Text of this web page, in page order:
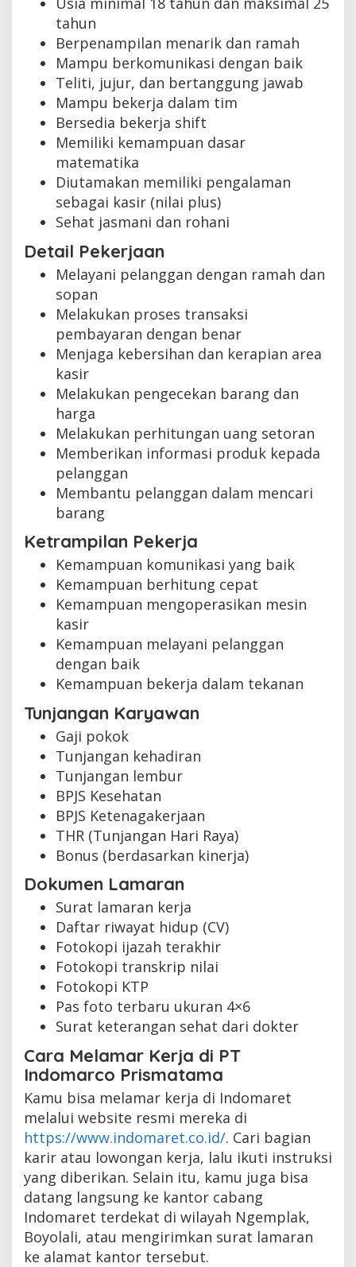
tahun
Berpenampilan menarik dan ramah
Mampu berkomunikasi dengan baik
Teliti, jujur, dan bertanggung jawab
Mampu bekerja dalam tim
Bersedia bekerja shift
Memiliki kemampuan dasar
matematika
Diutamakan memiliki pengalaman
sebagai kasir (nilai plus)
Sehat jasmani dan rohani
Detail Pekerjaan
Melayani pelanggan dengan ramah dan
sopan
Melakukan proses transaksi
pembayaran dengan benar
Menjaga kebersihan dan kerapian area
kasir
Melakukan pengecekan barang dan
harga
Melakukan perhitungan uang setoran
Memberikan informasi produk kepada
pelanggan
Membantu pelanggan dalam mencari
barang
Ketrampilan Pekerja
Kemampuan komunikasi yang baik
Kemampuan berhitung cepat
Kemampuan mengoperasikan mesin
kasir
Kemampuan melayani pelanggan
dengan baik
Kemampuan bekerja dalam tekanan
Tunjangan Karyawan
Gaji pokok
Tunjangan kehadiran
Tunjangan lembur
BPJS Kesehatan
BPJS Ketenagakerjaan
THR (Tunjangan Hari Raya)
Bonus (berdasarkan kinerja)
Dokumen Lamaran
Surat lamaran kerja
Daftar riwayat hidup (CV)
Fotokopi ijazah terakhir
Fotokopi transkrip nilai
Fotokopi KTP
Pas foto terbaru ukuran 4×6
Surat keterangan sehat dari dokter
Cara Melamar Kerja di PT
Indomarco Prismatama
Kamu bisa melamar kerja di Indomaret
melalui website resmi mereka di
https://www.indomaret.co.id/. Cari bagian
karir atau lowongan kerja, lalu ikuti instruksi
yang diberikan. Selain itu, kamu juga bisa
datang langsung ke kantor cabang
Indomaret terdekat di wilayah Ngemplak,
Boyolali, atau mengirimkan surat lamaran
ke alamat kantor tersebut.